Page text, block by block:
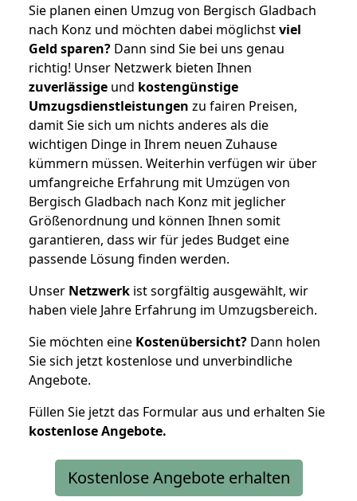
Sie planen einen Umzug von Bergisch Gladbach
nach Konz und möchten dabei möglichstviel
Geld sparen? Dann sind Sie bei uns genau
richtig! Unser Netzwerk bieten Ihnen
zuverlässige und kostengünstige
Umzugsdienstleistungen zu fairen Preisen,
damit Sie sich um nichts anderes als die
wichtigen Dinge in Ihrem neuen Zuhause
kümmern müssen. Weiterhin verfügen wir über
umfangreiche Erfahrung mit Umzügen von
Bergisch Gladbach nach Konz mit jeglicher
Größenordnung und können Ihnen somit
garantieren, dass wir für jedes Budget eine
passende Lösung finden werden.
Unser Netzwerk ist sorgfältig ausgewählt, wir
haben viele Jahre Erfahrung im Umzugsbereich.
Sie möchten eine Kostenübersicht? Dann holen
Sie sich jetzt kostenlose und unverbindliche
Angebote.
Füllen Sie jetzt das Formular aus und erhalten Sie
kostenloseAngebote.
Kostenlose Angebote erhalten